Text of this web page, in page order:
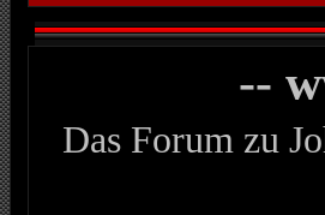
--
Das Forum zu